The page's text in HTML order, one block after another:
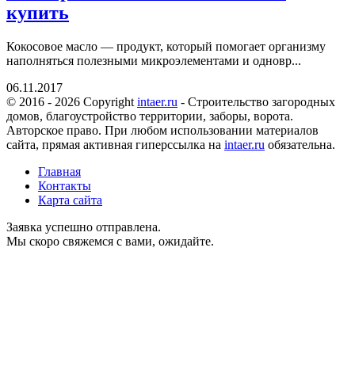
купить
Кокосовое масло — продукт, который помогает организму
наполняться полезными микроэлементами и одновр...
06.11.2017
© 2016 - 2026 Copyright intaer.ru - Cтроительство загородных
домов, благоустройство территории, заборы, ворота.
Авторское право. При любом использовании материалов
сайта, прямая активная гиперссылка на intaer.ru обязательна.
Главная
Контакты
Карта сайта
Заявка успешно отправлена.
Мы скоро свяжемся с вами, ожидайте.